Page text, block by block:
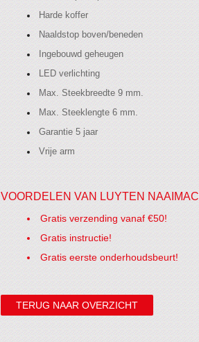
Harde koffer
Naaldstop boven/beneden
Ingebouwd geheugen
LED verlichting
Max. Steekbreedte 9 mm.
Max. Steeklengte 6 mm.
Garantie 5 jaar
Vrije arm
VOORDELEN VAN LUYTEN
Gratis verzending vanaf €50!
Gratis instructie!
Gratis eerste onderhoudsbeurt!
TERUG NAAR OVERZICHT